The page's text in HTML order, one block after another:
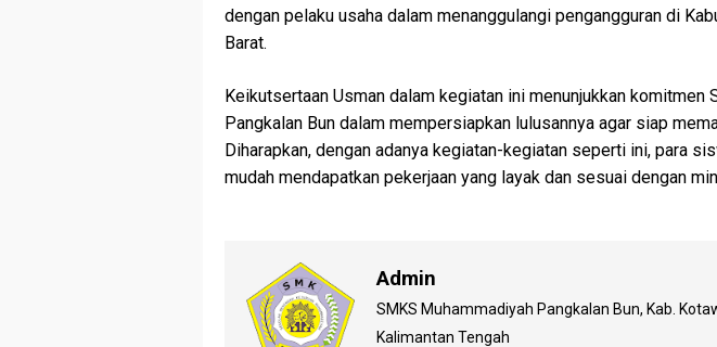
dengan pelaku usaha dalam menanggulangi pengangguran di
Barat.
Keikutsertaan Usman dalam kegiatan ini menunjukkan komitmen
Pangkalan Bun dalam mempersiapkan lulusannya agar siap
Diharapkan, dengan adanya kegiatan-kegiatan seperti ini, para
mudah mendapatkan pekerjaan yang layak dan sesuai dengan
Admin
SMKS Muhammadiyah Pangkalan Bun, Kab.
Kalimantan Tengah